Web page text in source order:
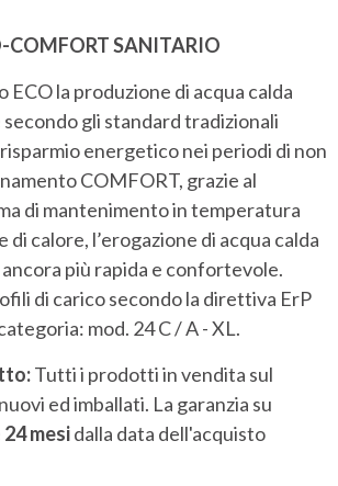
COMFORT SANITARIO
ECO la produzione di acqua calda
gli standard tradizionali
energetico nei periodi di non
COMFORT, grazie al
di mantenimento in temperatura
di calore, l’erogazione di acqua calda
più rapida e confortevole.
di carico secondo la direttiva ErP
mod. 24 C / A - XL.
Tutti i prodotti in vendita sul
ed imballati. La garanzia su
24 mesidalla data dell'acquisto